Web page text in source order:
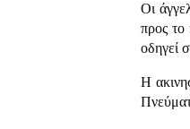
Οι
προς
οδηγεί
Η